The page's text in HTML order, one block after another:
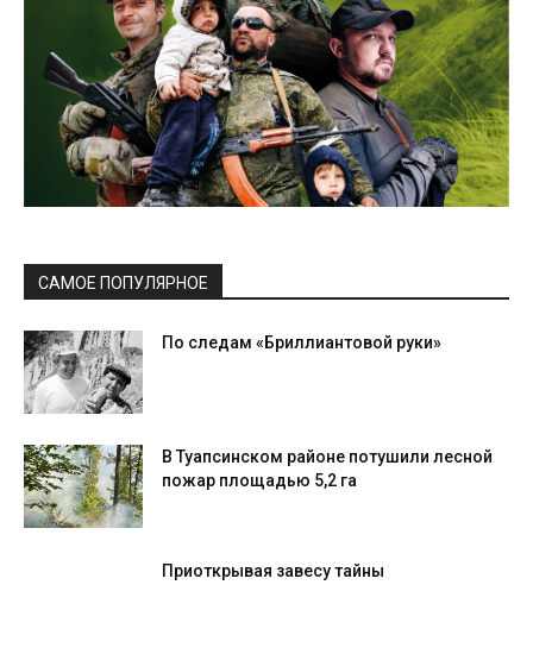
САМОЕ ПОПУЛЯРНОЕ
По следам «Бриллиантовой руки»
В Туапсинском районе потушили лесной
пожар площадью 5,2 га
Приоткрывая завесу тайны